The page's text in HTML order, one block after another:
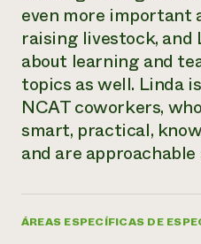
ÁREAS ESPECÍFICAS DE
even more important
raising livestock, and
about learning and
topics as well. Linda
NCAT coworkers,
smart, practical,
and are